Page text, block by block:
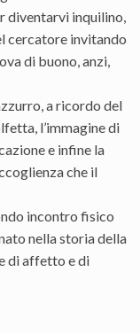
diventarvi inquilino,
cercatore invitando
di buono, anzi,
a ricordo del
l’immagine di
e infine la
che il
incontro fisico
nella storia della
di affetto e di